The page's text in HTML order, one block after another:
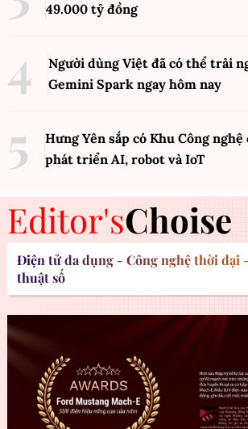
49.000 tỷ đồng
Người dùng Việt đã có thể trải
Gemini Spark ngay hôm nay
Hưng Yên sắp có Khu Công nghệ
phát triển AI, robot và IoT
Editor'sChoise
Điện tử đa dụng - Công nghệ thời đại
thuật số